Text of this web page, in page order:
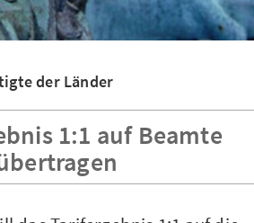
der Länder
1:1 auf Beamte